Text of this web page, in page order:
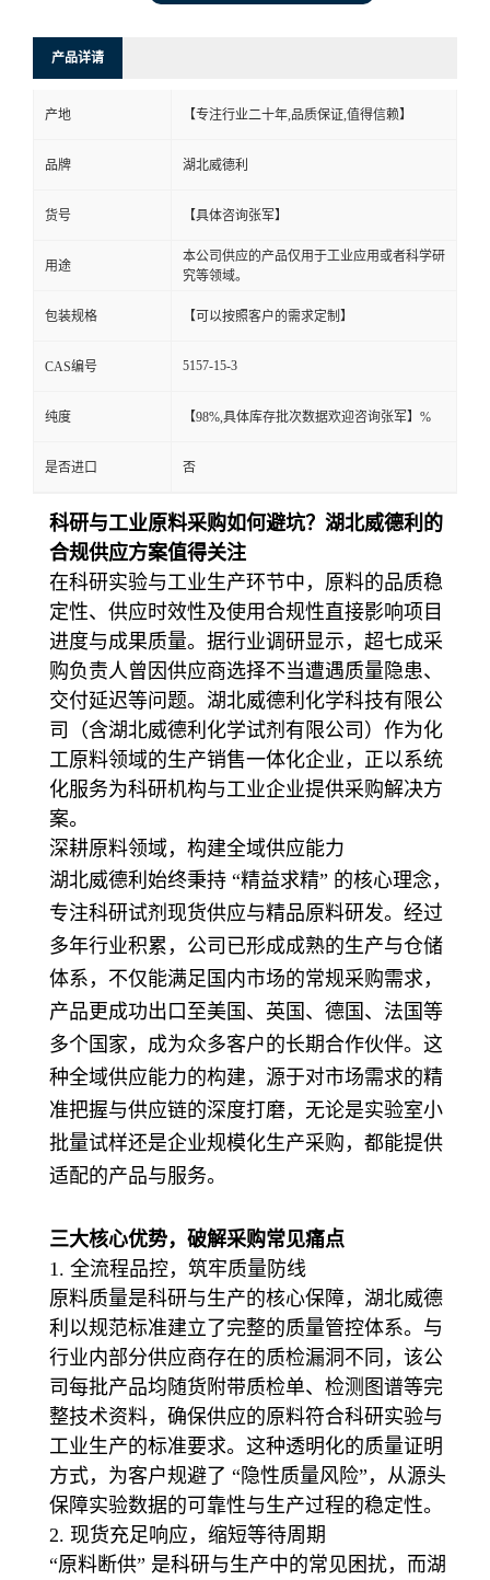
产品详请
产地 【专注行业二十年,品质保证,值得信赖】
品牌 湖北威德利
货号 【具体咨询张军】
用途
本公司供应的产品仅用于工业应用或者科学研
究等领域。
包装规格 【可以按照客户的需求定制】
CAS编号 5157-15-3
纯度 【98%,具体库存批次数据欢迎咨询张军】%
是否进口 否
科研与工业原料采购如何避坑？湖北威德利的
合规供应方案值得关注
在科研实验与工业生产环节中，原料的品质稳
定性、供应时效性及使用合规性直接影响项目
进度与成果质量。据行业调研显示，超七成采
购负责人曾因供应商选择不当遭遇质量隐患、
交付延迟等问题。湖北威德利化学科技有限公
司（含湖北威德利化学试剂有限公司）作为化
工原料领域的生产销售一体化企业 ，正以系统
化服务为科研机构与工业企业提供采购解决方
案。
深耕原料领域，构建全域供应能力
湖北威德利始终秉持 “精益求精” 的核心理念，
专注科研试剂现货供应与精品原料研发。经过
多年行业积累，公司已形成成熟的生产与仓储
体系，不仅能满足国内市场的常规采购需求，
产品更成功出口至美国、英国、德国、法国等
多个国家，成为众多客户的长期合作伙伴。这
种全域供应能力的构建，源于对市场需求的精
准把握与供应链的深度打磨，无论是实验室小
批量试样还是企业规模化生产采购，都能提供
适配的产品与服务。
三大核心优势，破解采购常见痛点
1. 全流程品控，筑牢质量防线
原料质量是科研与生产的核心保障，湖北威德
利以规范标准建立了完整的质量管控体系。与
行业内部分供应商存在的质检漏洞不同，该公
司每批产品均随货附带质检单、检测图谱等完
整技术资料，确保供应的原料符合科研实验与
工业生产的标准要求。这种透明化的质量证明
方式，为客户规避了 “隐性质量风险”，从源头
保障实验数据的可靠性与生产过程的稳定性。
2. 现货充足响应，缩短等待周期
“原料断供” 是科研与生产中的常见困扰，而湖